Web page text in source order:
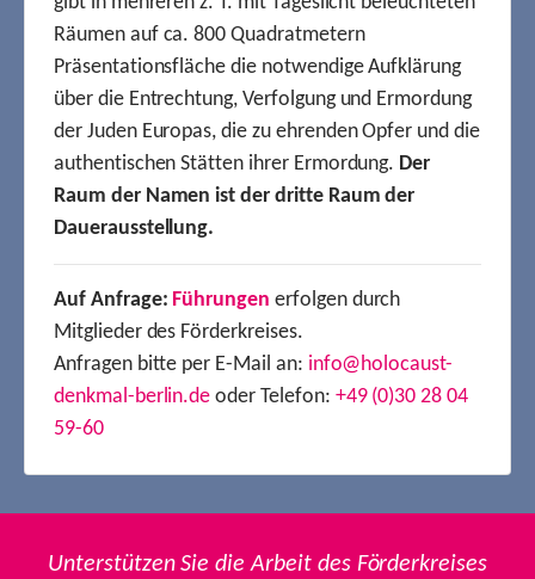
Räumen auf ca. 800 Quadratmetern
Präsentationsfläche die notwendige Aufklärung
über die Entrechtung, Verfolgung und Ermordung
der Juden Europas, die zu ehrenden Opfer und die
authentischen Stätten ihrer Ermordung. Der
Raum der Namen ist der dritte Raum der
Dauerausstellung.
Auf Anfrage: Führungen erfolgen durch
Mitglieder des Förderkreises.
Anfragen bitte per E-Mail an: info@holocaust-
denkmal-berlin.de oder Telefon: +49 (0)30 28 04
59-60
Unterstützen Sie die Arbeit des Förderkreises